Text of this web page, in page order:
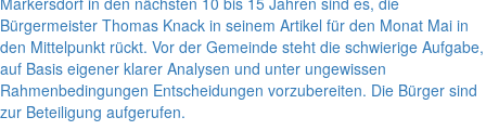
Bürgermeister Thomas Knack in seinem Artikel für den Monat Mai in
den Mittelpunkt rückt. Vor der Gemeinde steht die schwierige Aufgabe,
auf Basis eigener klarer Analysen und unter ungewissen
Rahmenbedingungen Entscheidungen vorzubereiten. Die Bürger sind
zur Beteiligung aufgerufen.